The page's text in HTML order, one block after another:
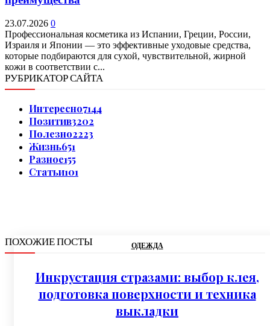
23.07.2026 0
Профессиональная косметика из Испании, Греции, России,
Израиля и Японии — это эффективные уходовые средства,
которые подбираются для сухой, чувствительной, жирной
кожи в соответствии с...
РУБРИКАТОР САЙТА
Интересно7144
Позитив3202
Полезно2223
Жизнь651
Разное155
Статьи101
ПОХОЖИЕ ПОСТЫ ОДЕЖДА
Инкрустация стразами: выбор клея,
подготовка поверхности и техника
выкладки